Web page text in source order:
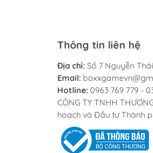
Thông tin liên hệ
Địa chỉ: Số 7 Nguyễn
Email:
Hotline: 0963 769 779 -
CÔNG TY TNHH
hoạch và Đầu tư Thành